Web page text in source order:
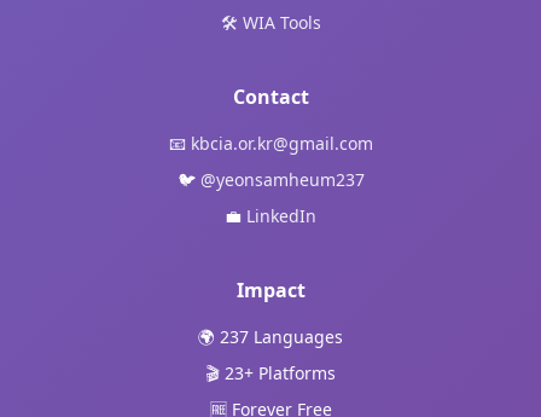
🛠️ WIA Tools
Contact
📧 kbcia.or.kr@gmail.com
🐦 @yeonsamheum237
💼 LinkedIn
Impact
🌍 237 Languages
🎬 23+ Platforms
🆓 Forever Free